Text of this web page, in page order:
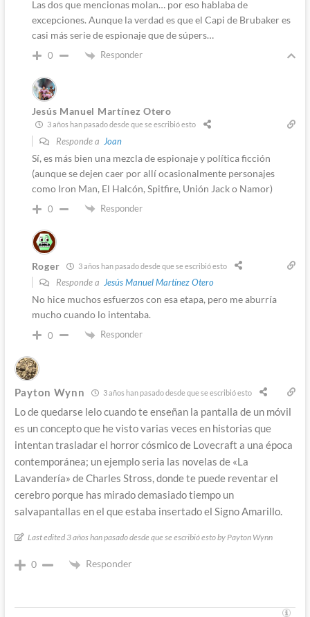
Las dos que mencionas molan… por eso hablaba de
excepciones. Aunque la verdad es que el Capi de Brubaker es
casi más serie de espionaje que de súpers…
0 Responder
Jesús Manuel Martínez Otero
3 años han pasado desde que se escribió esto
Responde a Joan
Sí, es más bien una mezcla de espionaje y política ficción
(aunque se dejen caer por allí ocasionalmente personajes
como Iron Man, El Halcón, Spitfire, Unión Jack o Namor)
0 Responder
Roger 3 años han pasado desde que se escribió esto
Responde a Jesús Manuel Martínez Otero
No hice muchos esfuerzos con esa etapa, pero me aburría
mucho cuando lo intentaba.
0 Responder
Payton Wynn 3 años han pasado desde que se escribió esto
Lo de quedarse lelo cuando te enseñan la pantalla de un móvil
es un concepto que he visto varias veces en historias que
intentan trasladar el horror cósmico de Lovecraft a una época
contemporánea; un ejemplo seria las novelas de «La
Lavandería» de Charles Stross, donde te puede reventar el
cerebro porque has mirado demasiado tiempo un
salvapantallas en el que estaba insertado el Signo Amarillo.
Last edited 3 años han pasado desde que se escribió esto by Payton Wynn
0 Responder